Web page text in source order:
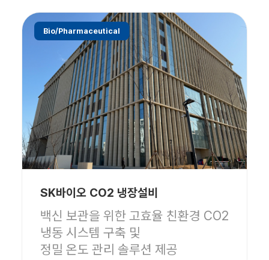
Bio/Pharmaceutical
SK바이오 CO2 냉장설비
백신 보관을 위한 고효율 친환경 CO2
냉동 시스템 구축 및
정밀 온도 관리 솔루션 제공